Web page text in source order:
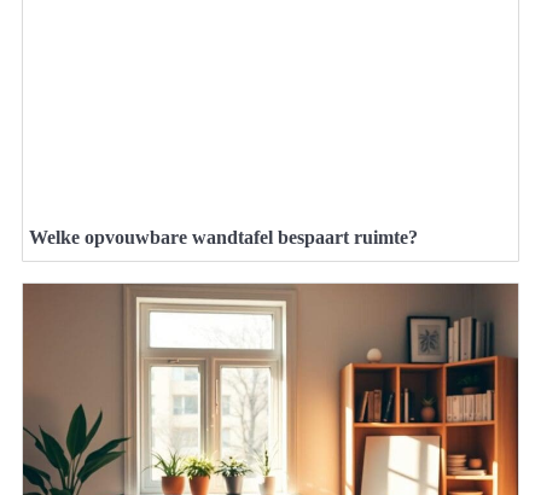
Welke opvouwbare wandtafel bespaart ruimte?